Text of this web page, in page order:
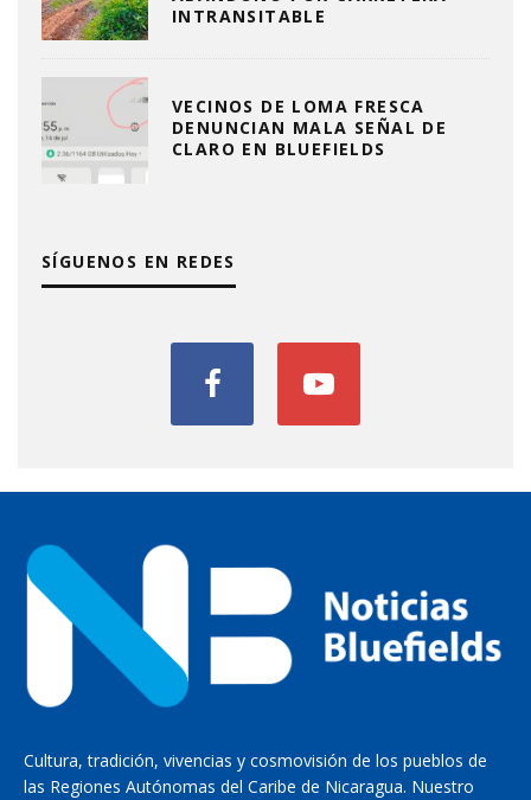
INTRANSITABLE
VECINOS DE LOMA FRESCA
DENUNCIAN MALA SEÑAL DE
CLARO EN BLUEFIELDS
SÍGUENOS EN REDES
Cultura, tradición, vivencias y cosmovisión de los pueblos de
las Regiones Autónomas del Caribe de Nicaragua. Nuestro